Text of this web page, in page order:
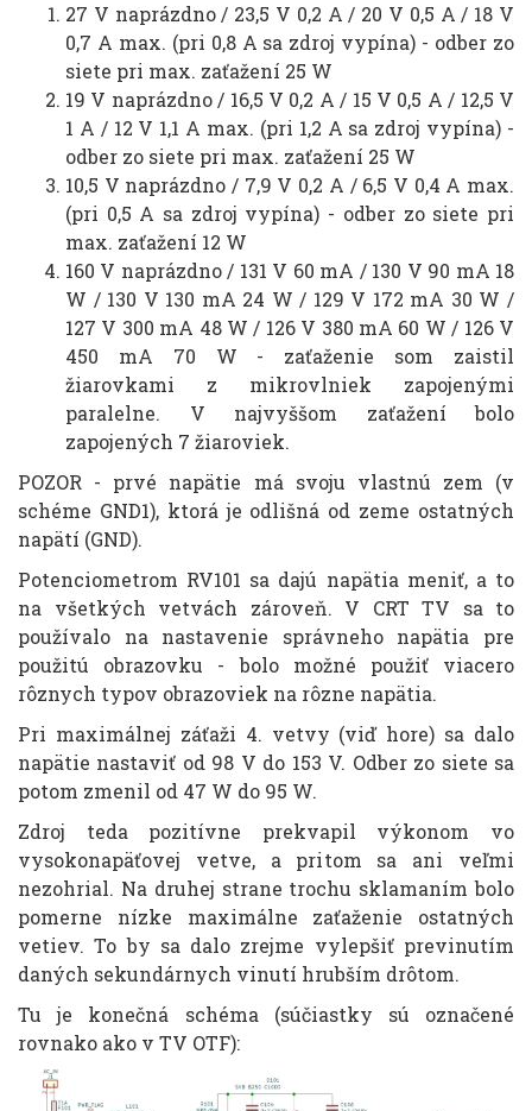
27 V naprázdno / 23,5 V 0,2 A / 20 V 0,5 A / 18 V
0,7 A max. (pri 0,8 A sa zdroj vypína) - odber zo
siete pri max. zaťažení 25 W
19 V naprázdno / 16,5 V 0,2 A / 15 V 0,5 A / 12,5 V
1 A / 12 V 1,1 A max. (pri 1,2 A sa zdroj vypína) -
odber zo siete pri max. zaťažení 25 W
10,5 V naprázdno / 7,9 V 0,2 A / 6,5 V 0,4 A max.
(pri 0,5 A sa zdroj vypína) - odber zo siete pri
max. zaťažení 12 W
160 V naprázdno / 131 V 60 mA / 130 V 90 mA 18
W / 130 V 130 mA 24 W / 129 V 172 mA 30 W /
127 V 300 mA 48 W / 126 V 380 mA 60 W / 126 V
450 mA 70 W - zaťaženie som zaistil
žiarovkami z mikrovlniek zapojenými
paralelne. V najvyššom zaťažení bolo
zapojených 7 žiaroviek.
POZOR - prvé napätie má svoju vlastnú zem (v
schéme GND1), ktorá je odlišná od zeme ostatných
napätí (GND).
Potenciometrom RV101 sa dajú napätia meniť, a to
na všetkých vetvách zároveň. V CRT TV sa to
používalo na nastavenie správneho napätia pre
použitú obrazovku - bolo možné použiť viacero
rôznych typov obrazoviek na rôzne napätia.
Pri maximálnej záťaži 4. vetvy (viď hore) sa dalo
napätie nastaviť od 98 V do 153 V. Odber zo siete sa
potom zmenil od 47 W do 95 W.
Zdroj teda pozitívne prekvapil výkonom vo
vysokonapäťovej vetve, a pritom sa ani veľmi
nezohrial. Na druhej strane trochu sklamaním bolo
pomerne nízke maximálne zaťaženie ostatných
vetiev. To by sa dalo zrejme vylepšiť previnutím
daných sekundárnych vinutí hrubším drôtom.
Tu je konečná schéma (súčiastky sú označené
rovnako ako v TV OTF):